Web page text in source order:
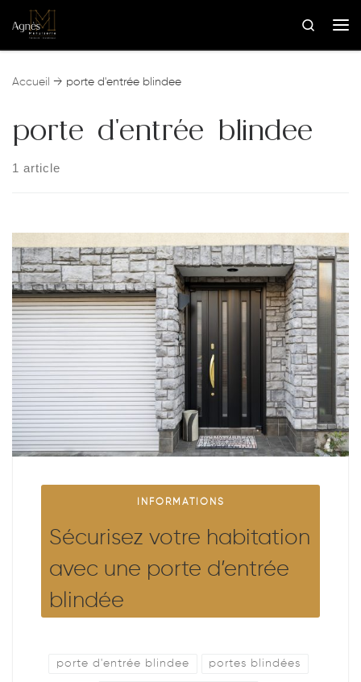
Skip to content
Search
Accueil → porte d'entrée blindee
porte d'entrée blindee
1 article
INFORMATIONS
Sécurisez votre habitation
avec une porte d’entrée
blindée
porte d'entrée blindee portes blindées